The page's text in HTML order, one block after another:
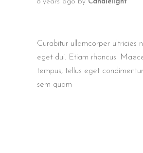
8 years ago by Candlelight
Curabitur ullamcorper ultricies
eget dui. Etiam rhoncus.
tempus, tellus eget
sem quam